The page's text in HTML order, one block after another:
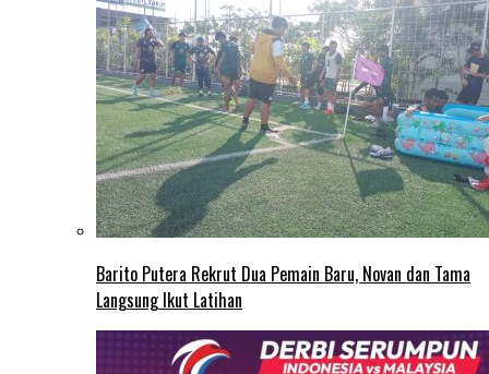
Barito Putera Rekrut Dua Pemain Baru, Novan dan Tama
Langsung Ikut Latihan